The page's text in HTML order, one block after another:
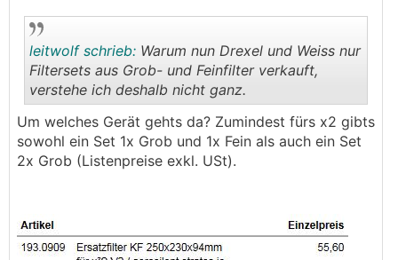
..
leitwolf schrieb: Warum nun Drexel und Weiss nur
Filtersets aus Grob- und Feinfilter verkauft,
verstehe ich deshalb nicht ganz.
Um welches Gerät gehts da? Zumindest fürs x2 gibts
sowohl ein Set 1x Grob und 1x Fein als auch ein Set
2x Grob (Listenpreise exkl. USt).